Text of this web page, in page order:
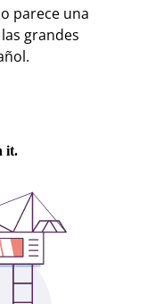
parece una
grandes